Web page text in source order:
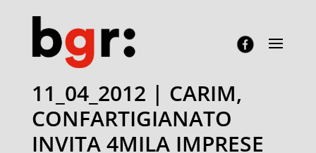
11_04_2012 | CARIM,
CONFARTIGIANATO
INVITA 4MILA IMPRESE